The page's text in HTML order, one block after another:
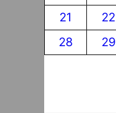
21 22
28 29